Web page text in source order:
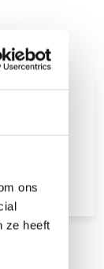
ons
ze heeft